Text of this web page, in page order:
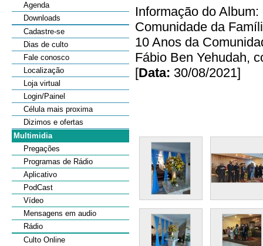
Agenda
Downloads
Cadastre-se
Dias de culto
Fale conosco
Localização
Loja virtual
Login/Painel
Célula mais proxima
Dizimos e ofertas
Multimidia
Pregações
Programas de Rádio
Aplicativo
PodCast
Vídeo
Mensagens em audio
Rádio
Culto Online
Informação do Album:
Comunidade da
10 Anos da
Fábio Ben Yehudah,
[Data: 30/08/2021]